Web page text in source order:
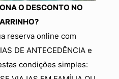
O DESCONTO NO
reserva online com
DE ANTECEDÊNCIA e
condições simples: